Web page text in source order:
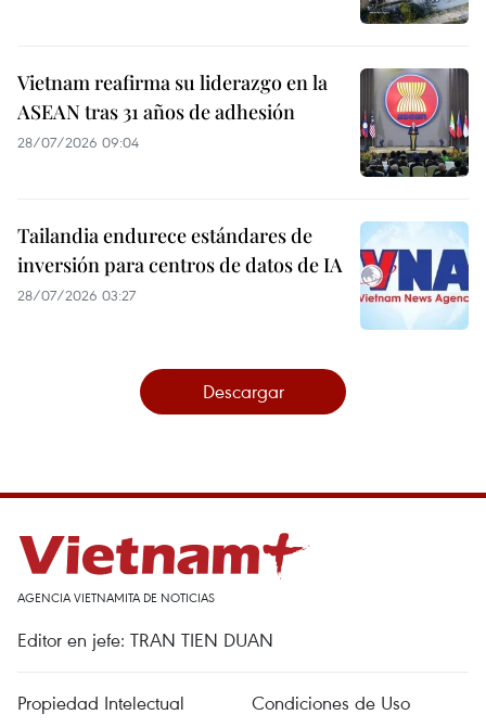
Vietnam reafirma su liderazgo en la
ASEAN tras 31 años de adhesión
28/07/2026 09:04
Tailandia endurece estándares de
inversión para centros de datos de IA
28/07/2026 03:27
Descargar
AGENCIA VIETNAMITA DE NOTICIAS
Editor en jefe: TRAN TIEN DUAN
Propiedad Intelectual Condiciones de Uso